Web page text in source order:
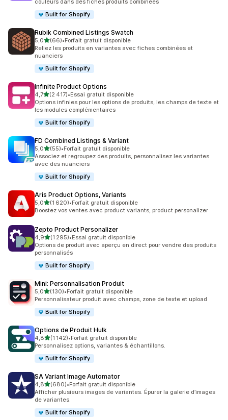
couleurs dans des fiches produits combinées
Built for Shopify
Rubik Combined Listings Swatch
5,0étoile(s) sur 5
(66)
66 avis au total
•Forfait gratuit disponible
Reliez les produits en variantes avec fiches combinées et
nuanciers
Built for Shopify
Infinite Product Options
4,7étoile(s) sur 5
(2 417)
2417 avis au total
•Essai gratuit disponible
Options infinies pour les options de produits, les champs de texte et
les modules complémentaires
Built for Shopify
FD Combined Listings & Variant
5,0étoile(s) sur 5
(55)
55 avis au total
•Forfait gratuit disponible
Associez et regroupez des produits, personnalisez les variantes
avec des nuanciers
Built for Shopify
Aris Product Options, Variants
5,0étoile(s) sur 5
(1 620)
1620 avis au total
•Forfait gratuit disponible
Boostez vos ventes avec product variants, product personalizer
Zepto Product Personalizer
4,9étoile(s) sur 5
(1 295)
1295 avis au total
•Essai gratuit disponible
Options de produit avec aperçu en direct pour vendre des produits
personnalisés
Built for Shopify
Mini: Personnalisation Produit
5,0étoile(s) sur 5
(130)
130 avis au total
•Forfait gratuit disponible
Personnalisateur produit avec champs, zone de texte et upload
Built for Shopify
Options de Produit Hulk
4,8étoile(s) sur 5
(1 142)
1142 avis au total
•Forfait gratuit disponible
Personnalisez options, variantes & échantillons.
Built for Shopify
SA Variant Image Automator
4,8étoile(s) sur 5
(680)
680 avis au total
•Forfait gratuit disponible
Afficher plusieurs images de variantes. Épurer la galerie d’images
de variantes.
Built for Shopify